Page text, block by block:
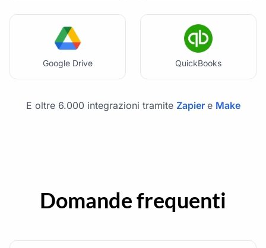
Google Drive QuickBooks
E oltre 6.000 integrazioni tramite Zapier e Make
Domande frequenti